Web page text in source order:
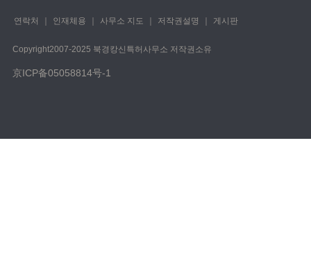
연락처 인재체용 사무소 지도 저작권설명 게시판
Copyright️2007-2025 북경캉신특허사무소 저작권소유
京ICP备05058814号-1